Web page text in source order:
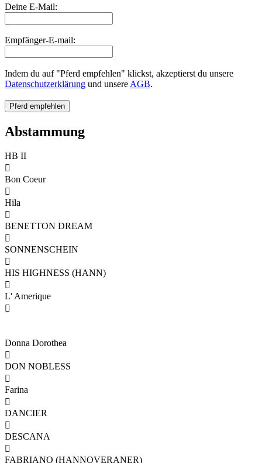
Deine E-Mail:
Empfänger-E-mail:
Indem du auf "Pferd empfehlen" klickst, akzeptierst du unsere
Datenschutzerklärung und unsere AGB.
Abstammung
HB II

Bon Coeur

Hila

BENETTON DREAM

SONNENSCHEIN

HIS HIGHNESS (HANN)

L' Amerique

Donna Dorothea

DON NOBLESS

Farina

DANCIER

DESCANA

FABRIANO (HANNOVERANER)